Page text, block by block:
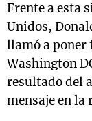
Frente a esta
Unidos,
llamó a poner
Washington
resultado del
mensaje en la